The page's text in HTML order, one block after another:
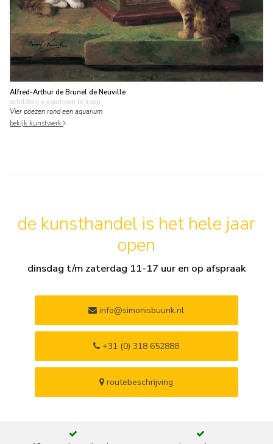
Alfred-Arthur de Brunel de Neuville
schilderij • voorheen te koop
Vier poezen rond een aquarium
bekijk kunstwerk
de kunsthandel is het hele jaar
open
dinsdag t/m zaterdag 11-17 uur en op afspraak
info@simonisbuunk.nl
+31 (0) 318 652888
routebeschrijving